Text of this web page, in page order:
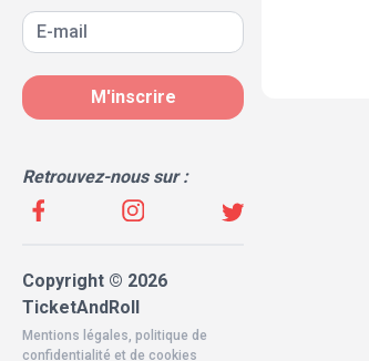
M'inscrire
Retrouvez-nous sur :
Copyright © 2026
TicketAndRoll
Mentions légales, politique de
confidentialité et de cookies